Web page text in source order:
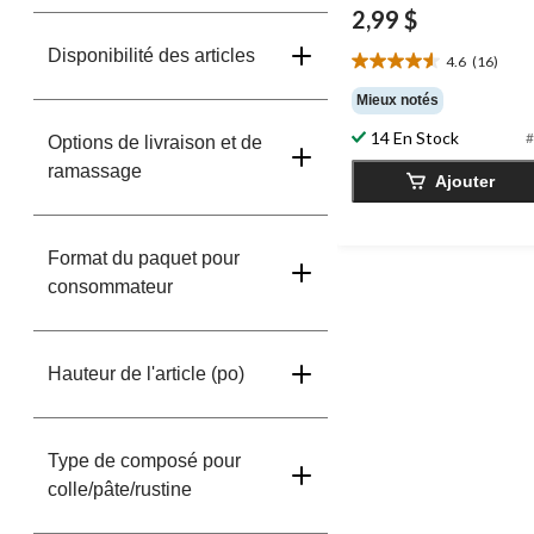
Disponibilité des articles
Options de livraison et de
ramassage
Format du paquet pour
consommateur
Hauteur de l'article (po)
Type de composé pour
colle/pâte/rustine
2,99 $
4.6 (16)
4.6
étoile(s)
sur
5.
16
évaluations
Mieux notés
14 En Stock
Ajouter